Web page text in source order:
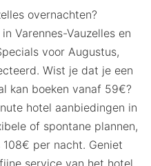
overnachten?
Varennes-Vauzelles en
voor Augustus,
Wist je dat je een
kan boeken vanaf 59€?
hotel aanbiedingen in
of spontane plannen,
per nacht. Geniet